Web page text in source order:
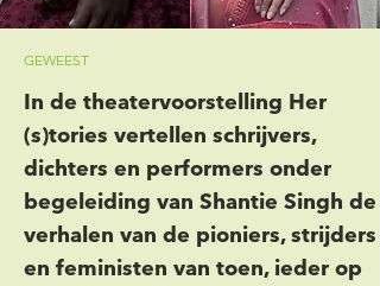
GEWEEST
In de theatervoorstelling Her
(s)tories vertellen schrijvers,
dichters en performers onder
begeleiding van Shantie Singh de
verhalen van de pioniers, strijders
en feministen van toen, ieder op